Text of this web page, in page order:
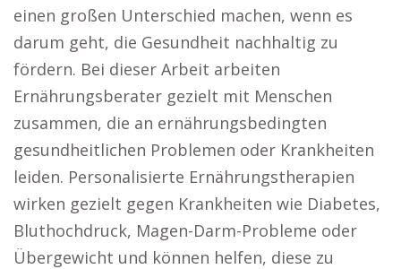
einen großen Unterschied machen, wenn es
darum geht, die Gesundheit nachhaltig zu
fördern. Bei dieser Arbeit arbeiten
Ernährungsberater gezielt mit Menschen
zusammen, die an ernährungsbedingten
gesundheitlichen Problemen oder Krankheiten
leiden. Personalisierte Ernährungstherapien
wirken gezielt gegen Krankheiten wie Diabetes,
Bluthochdruck, Magen-Darm-Probleme oder
Übergewicht und können helfen, diese zu